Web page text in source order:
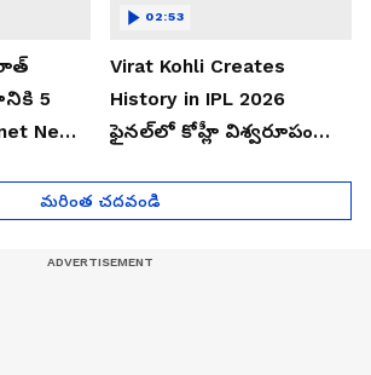
5
News
Virat Kohli Creates
History in IPL 2026
ఫైన‌ల్‌లో కోహ్లీ విశ్వ‌రూపం
ఘ‌న‌త
02:53
మరింత చదవండి